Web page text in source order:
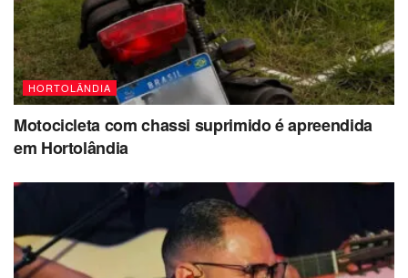
HORTOLÂNDIA
Motocicleta com chassi suprimido é apreendida
em Hortolândia